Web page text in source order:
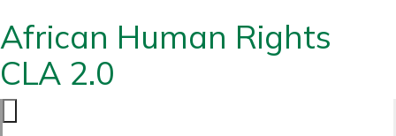
African Human Rights
CLA 2.0